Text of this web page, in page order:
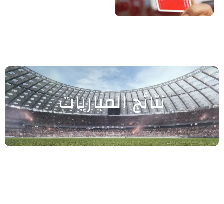
نتائج المباريات